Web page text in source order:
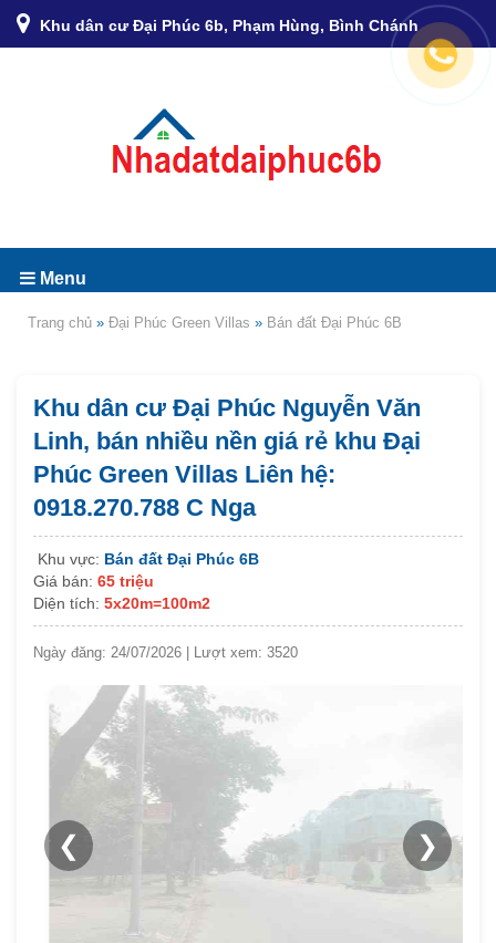
Khu dân cư Đại Phúc 6b, Phạm Hùng, Bình Chánh
Menu
Trang chủ » Đại Phúc Green Villas » Bán đất Đại Phúc 6B
Khu dân cư Đại Phúc Nguyễn Văn
Linh, bán nhiều nền giá rẻ khu Đại
Phúc Green Villas Liên hệ:
0918.270.788 C Nga
Khu vực: Bán đất Đại Phúc 6B
Giá bán: 65 triệu
Diện tích: 5x20m=100m2
Ngày đăng: 24/07/2026 | Lượt xem: 3520
❮ ❯